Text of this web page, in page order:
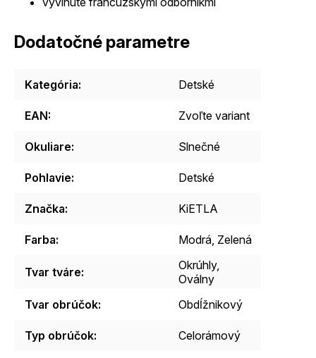
Dodatočné parametre
Kategória: Detské
EAN: Zvoľte variant
Okuliare: Slnečné
Pohlavie: Detské
Značka: KiETLA
Farba: Modrá, Zelená
Tvar tváre:
Okrúhly,
Oválny
Tvar obrúčok: Obdĺžnikový
Typ obrúčok: Celorámový